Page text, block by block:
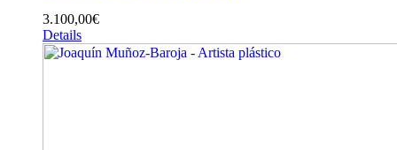
3.100,00€
Details